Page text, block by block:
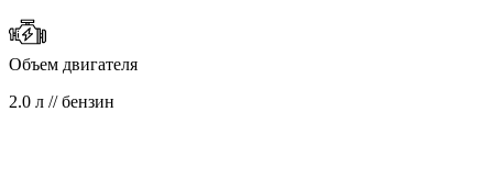
Объем двигателя
2.0 л // бензин